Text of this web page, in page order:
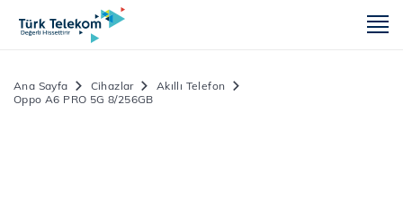
Ana Sayfa Cihazlar
Akıllı Telefon
Oppo A6 PRO 5G 8/256GB